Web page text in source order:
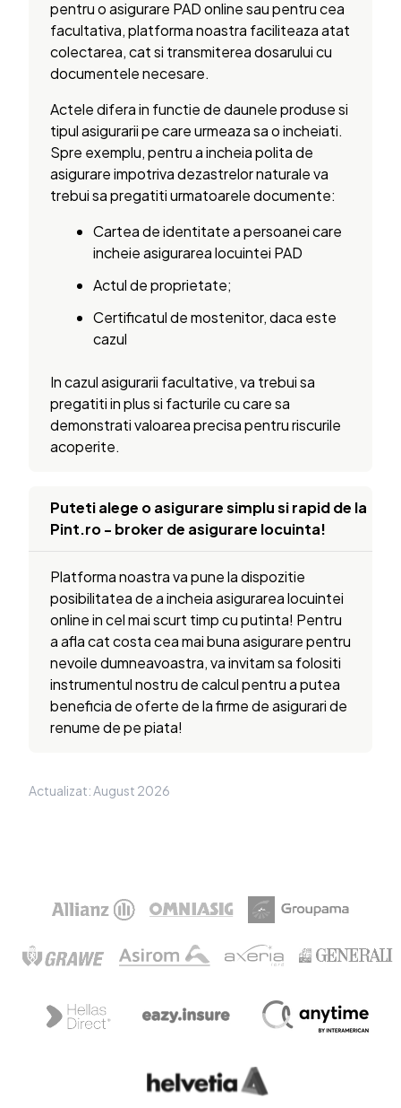
pentru o asigurare PAD online sau pentru cea
facultativa, platforma noastra faciliteaza atat
colectarea, cat si transmiterea dosarului cu
documentele necesare.
Actele difera in functie de daunele produse si
tipul asigurarii pe care urmeaza sa o incheiati.
Spre exemplu, pentru a incheia polita de
asigurare impotriva dezastrelor naturale va
trebui sa pregatiti urmatoarele documente:
Cartea de identitate a persoanei care
incheie asigurarea locuintei PAD
Actul de proprietate;
Certificatul de mostenitor, daca este
cazul
In cazul asigurarii facultative, va trebui sa
pregatiti in plus si facturile cu care sa
demonstrati valoarea precisa pentru riscurile
acoperite.
Puteti alege o asigurare simplu si rapid de la
Pint.ro - broker de asigurare locuinta!
Platforma noastra va pune la dispozitie
posibilitatea de a incheia asigurarea locuintei
online in cel mai scurt timp cu putinta! Pentru
a afla cat costa cea mai buna asigurare pentru
nevoile dumneavoastra, va invitam sa folositi
instrumentul nostru de calcul pentru a putea
beneficia de oferte de la firme de asigurari de
renume de pe piata!
Actualizat: August 2026